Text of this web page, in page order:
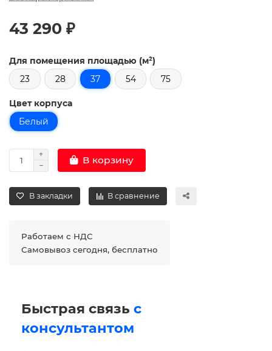
43 290 ₽
Для помещения площадью (м²)
23
28 37 54 75
Цвет корпуса
Белый
В корзину
В закладки В сравнение
Работаем с НДС
Самовывоз сегодня, бесплатно
Быстрая связь с
консультантом